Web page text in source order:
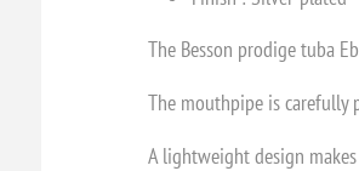
The Besson prodige tuba
The mouthpipe is carefully
A lightweight design